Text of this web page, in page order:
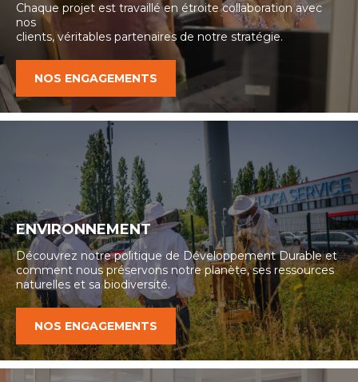
Chaque projet est travaillé en étroite collaboration avec
nos
clients, véritables partenaires de notre stratégie.
NOS ENGAGEMENTS
ENVIRONNEMENT
Découvrez notre politique de Développement Durable et
comment nous préservons notre planète, ses ressources
naturelles et sa biodiversité.
NOS ENGAGEMENTS